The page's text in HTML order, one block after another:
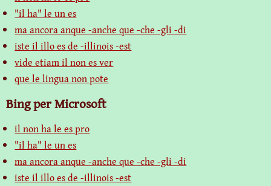
"il ha" le un es
ma ancora anque -anche que -che -gli -di
iste il illo es de -illinois -est
vide etiam il non es ver
que le lingua non pote
Bing per Microsoft
il non ha le es pro
"il ha" le un es
ma ancora anque -anche que -che -gli -di
iste il illo es de -illinois -est